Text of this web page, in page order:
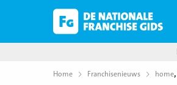
Home Franchisenieuws home,